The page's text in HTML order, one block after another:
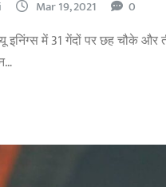
Mar 19, 2021 0
इनिंग्स में 31 गेंदों पर छह चौके